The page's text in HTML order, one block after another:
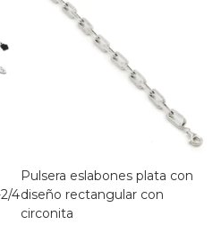
4
Pulsera eslabones plata con
diseño rectangular con
circonita